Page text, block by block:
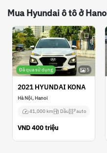
Mua Hyundai ô tô ở
Đã qua sử dụng 5
2021 HYUNDAI KONA
Hà Nội, Hanoi
41,000 km Dầu auto
VND400 triệu